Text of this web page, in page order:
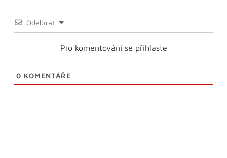
Odebírat
Pro komentování se přihlaste
0 KOMENTÁŘE